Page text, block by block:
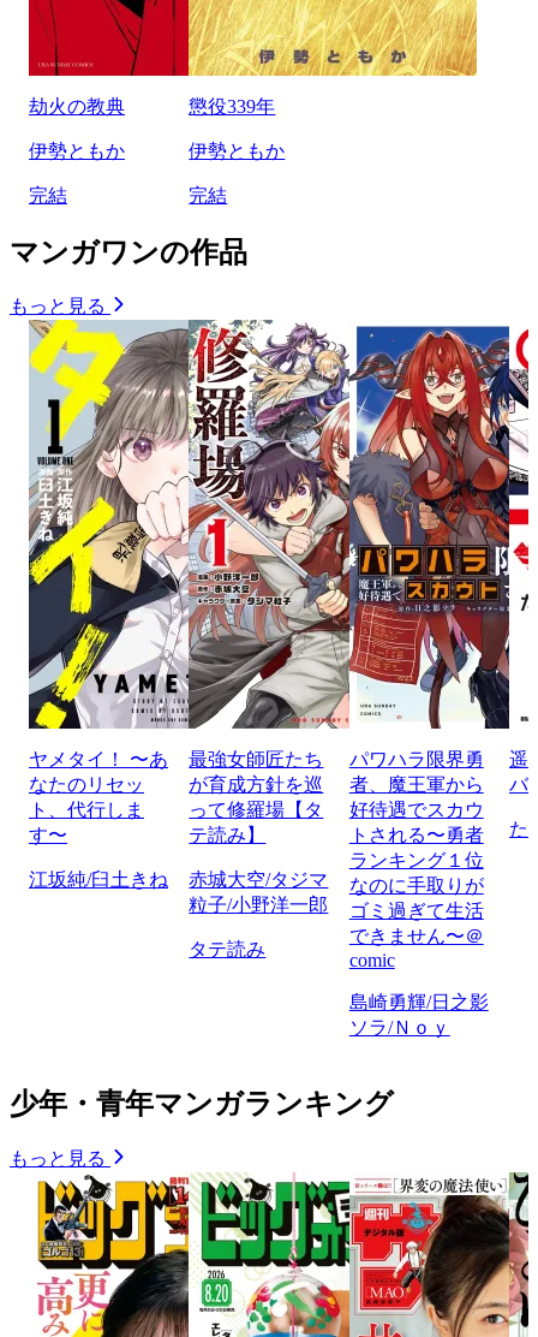
劫火の教典
伊勢ともか
完結
懲役339年
伊勢ともか
完結
マンガワンの作品
もっと見る
ヤメタイ！ 〜あ
なたのリセッ
ト、代行しま
す〜
江坂純/臼土きね
最強女師匠たち
が育成方針を巡
って修羅場【タ
テ読み】
赤城大空/タジマ
粒子/小野洋一郎
タテ読み
パワハラ限界勇
者、魔王軍から
好待遇でスカウ
トされる〜勇者
ランキング１位
なのに手取りが
ゴミ過ぎて生活
できません〜＠
comic
島崎勇輝/日之影
ソラ/Ｎｏｙ
遥
バ
た
少年・青年マンガランキング
もっと見る